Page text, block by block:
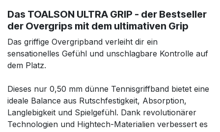
Das TOALSON ULTRA GRIP - der Bestseller
der Overgrips mit dem ultimativen Grip
Das griffige Overgripband verleiht dir ein
sensationelles Gefühl und unschlagbare Kontrolle auf
dem Platz.
Dieses nur 0,50 mm dünne Tennisgriffband bietet eine
ideale Balance aus Rutschfestigkeit, Absorption,
Langlebigkeit und Spielgefühl. Dank revolutionärer
Technologien und Hightech-Materialien verbessert es